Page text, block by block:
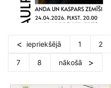
iepriekšējā 1 2
7 8 nākošā